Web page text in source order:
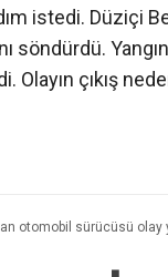
istedi. Düziçi
söndürdü.
Olayın çıkış
otomobil sürücüsü olay